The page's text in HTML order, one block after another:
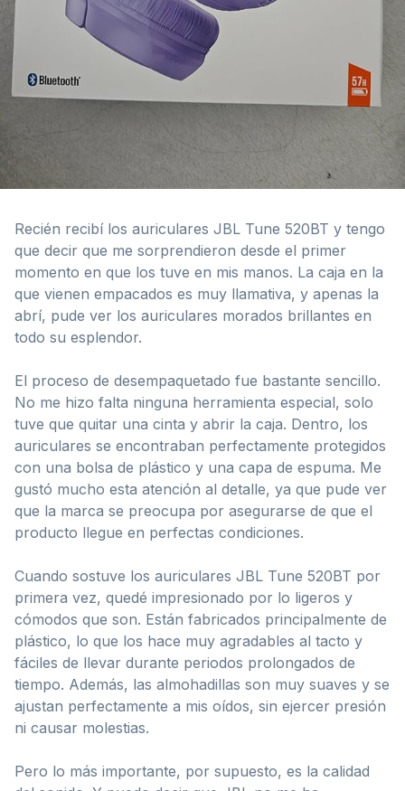
Recién recibí los auriculares JBL Tune 520BT y tengo
que decir que me sorprendieron desde el primer
momento en que los tuve en mis manos. La caja en la
que vienen empacados es muy llamativa, y apenas la
abrí, pude ver los auriculares morados brillantes en
todo su esplendor.
El proceso de desempaquetado fue bastante sencillo.
No me hizo falta ninguna herramienta especial, solo
tuve que quitar una cinta y abrir la caja. Dentro, los
auriculares se encontraban perfectamente protegidos
con una bolsa de plástico y una capa de espuma. Me
gustó mucho esta atención al detalle, ya que pude ver
que la marca se preocupa por asegurarse de que el
producto llegue en perfectas condiciones.
Cuando sostuve los auriculares JBL Tune 520BT por
primera vez, quedé impresionado por lo ligeros y
cómodos que son. Están fabricados principalmente de
plástico, lo que los hace muy agradables al tacto y
fáciles de llevar durante periodos prolongados de
tiempo. Además, las almohadillas son muy suaves y se
ajustan perfectamente a mis oídos, sin ejercer presión
ni causar molestias.
Pero lo más importante, por supuesto, es la calidad